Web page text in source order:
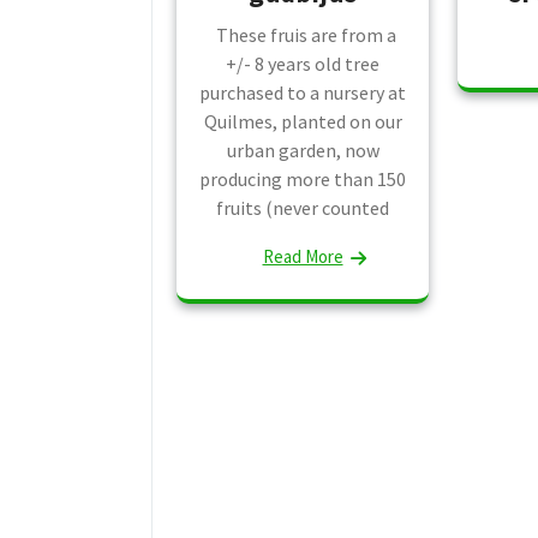
These fruis are from a
+/- 8 years old tree
purchased to a nursery at
Quilmes, planted on our
urban garden, now
producing more than 150
fruits (never counted
Read More